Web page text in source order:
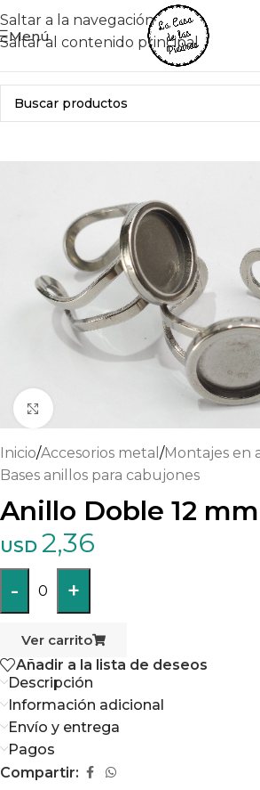
Saltar a la navegación
Saltar al contenido principal
Menú
Haga clic para ampliar
Inicio/Accesorios metal /Montajes en
Bases anillos para cabujones
Anillo Doble 12
USD 2,36
- 0 +
Ver carrito
Añadir a la lista de deseos
Descripción
Información adicional
Envío y entrega
Pagos
Compartir: